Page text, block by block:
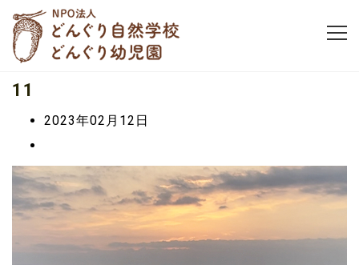
11
2023年02月12日